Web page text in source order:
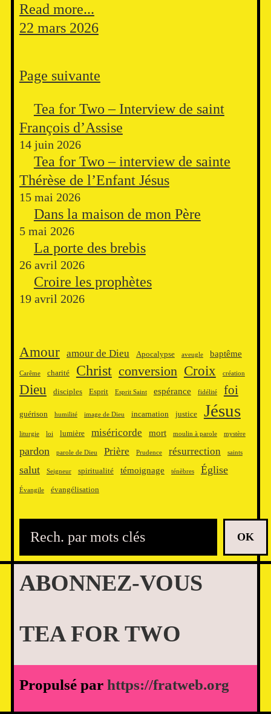
Read more...
22 mars 2026
Page suivante
Tea for Two – Interview de saint
François d’Assise
14 juin 2026
Tea for Two – interview de sainte
Thérèse de l’Enfant Jésus
15 mai 2026
Dans la maison de mon Père
5 mai 2026
La porte des brebis
26 avril 2026
Croire les prophètes
19 avril 2026
Amour amour de Dieu Apocalypse aveugle baptême
Carême charité Christ conversion Croix création
Dieu disciples Esprit Esprit Saint espérance fidélité foi
guérison humilité image de Dieu incarnation justice Jésus
liturgie loi lumière miséricorde mort moulin à parole mystère
pardon parole de Dieu Prière Prudence résurrection saints
salut Seigneur spiritualité témoignage ténèbres Église
Évangile évangélisation
c
h
c
e
OK
ABONNEZ-VOUS
TEA FOR TWO
Propulsé par https://fratweb.org